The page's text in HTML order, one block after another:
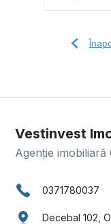
Vestinvest
Agenție imobiliară
0371780037
Decebal 102,